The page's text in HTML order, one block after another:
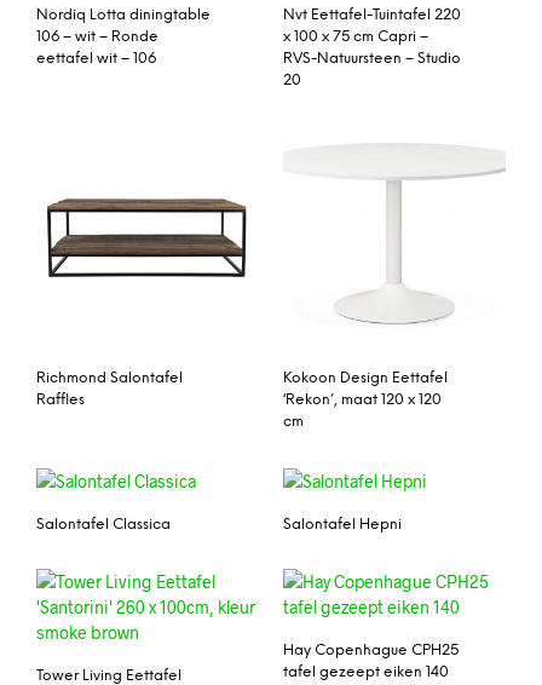
Nordiq Lotta diningtable
106 – wit – Ronde
eettafel wit – 106
Nvt Eettafel-Tuintafel 220
x 100 x 75 cm Capri –
RVS-Natuursteen – Studio
20
Richmond Salontafel
Raffles
Kokoon Design Eettafel
‘Rekon’, maat 120 x 120
cm
Salontafel Classica Salontafel Hepni
Tower Living Eettafel
Hay Copenhague CPH25
tafel gezeept eiken 140